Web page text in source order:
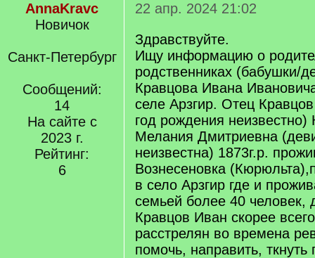
AnnaKravc
Новичок
Санкт-Петербург
Сообщений:
14
На сайте с
2023 г.
Рейтинг:
6
22 апр. 2024 21:02
Здравствуйте.
Ищу информацию о
родственниках (бабушки/
Кравцова Ивана
селе Арзгир. Отец
год рождения неизвестно)
Мелания Дмитриевна
неизвестна) 1873г.р.
Вознесеновка
в село Арзгир где и
семьей более 40 человек,
Кравцов Иван скорее
расстрелян во времена
помочь, направить,